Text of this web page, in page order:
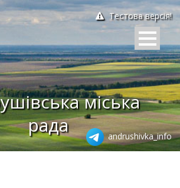
Тестова версія!
міська
рада
andrushivka_info